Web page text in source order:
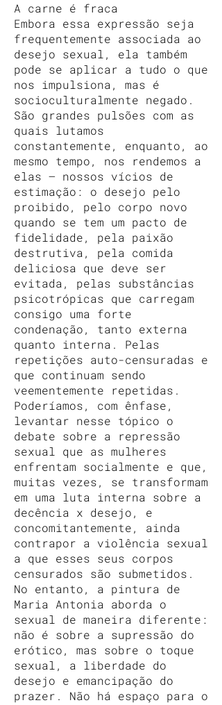
A carne é fraca
Embora essa expressão seja
frequentemente associada ao
desejo sexual, ela também
pode se aplicar a tudo o que
nos impulsiona, mas é
socioculturalmente negado.
São grandes pulsões com as
quais lutamos
constantemente, enquanto, ao
mesmo tempo, nos rendemos a
elas — nossos vícios de
estimação: o desejo pelo
proibido, pelo corpo novo
quando se tem um pacto de
fidelidade, pela paixão
destrutiva, pela comida
deliciosa que deve ser
evitada, pelas substâncias
psicotrópicas que carregam
consigo uma forte
condenação, tanto externa
quanto interna. Pelas
repetições auto-censuradas e
que continuam sendo
veementemente repetidas.
Poderíamos, com ênfase,
levantar nesse tópico o
debate sobre a repressão
sexual que as mulheres
enfrentam socialmente e que,
muitas vezes, se transformam
em uma luta interna sobre a
decência x desejo, e
concomitantemente, ainda
contrapor a violência sexual
a que esses seus corpos
censurados são submetidos.
No entanto, a pintura de
Maria Antonia aborda o
sexual de maneira diferente:
não é sobre a supressão do
erótico, mas sobre o toque
sexual, a liberdade do
desejo e emancipação do
prazer. Não há espaço para o